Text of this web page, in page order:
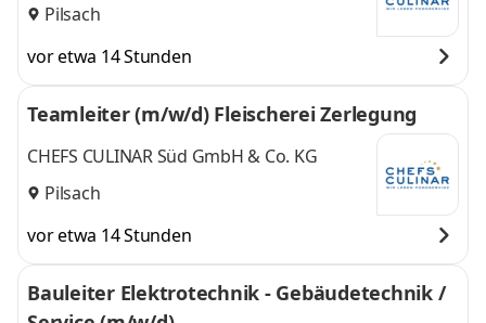
Pilsach
vor etwa 14 Stunden
Teamleiter (m/w/d) Fleischerei Zerlegung
CHEFS CULINAR Süd GmbH & Co. KG
Pilsach
vor etwa 14 Stunden
Bauleiter Elektrotechnik - Gebäudetechnik /